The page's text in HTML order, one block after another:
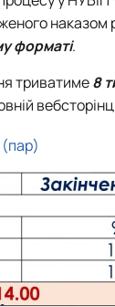
екологія"
форматі.
триватиме8
(пар)